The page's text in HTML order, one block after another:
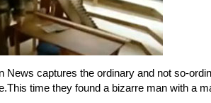
News captures the ordinary and not so-
time they found a bizarre man with a